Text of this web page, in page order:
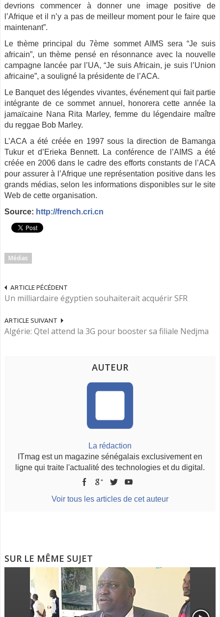
devrions commencer à donner une image positive de
l’Afrique et il n’y a pas de meilleur moment pour le faire que
maintenant”.
Le thème principal du 7ème sommet AIMS sera “Je suis
africain”, un thème pensé en résonnance avec la nouvelle
campagne lancée par l’UA, “Je suis Africain, je suis l’Union
africaine”, a souligné la présidente de l’ACA.
Le Banquet des légendes vivantes, événement qui fait partie
intégrante de ce sommet annuel, honorera cette année la
jamaïcaine Nana Rita Marley, femme du légendaire maître
du reggae Bob Marley.
L’ACA a été créée en 1997 sous la direction de Bamanga
Tukur et d’Erieka Bennett. La conférence de l’AIMS a été
créée en 2006 dans le cadre des efforts constants de l’ACA
pour assurer à l’Afrique une représentation positive dans les
grands médias, selon les informations disponibles sur le site
Web de cette organisation.
Source: http://french.cri.cn
Médias
ARTICLE PÉCÉDENT
Un milliardaire égyptien souhaiterait acquérir SFR
ARTICLE SUIVANT
Algérie: Qtel attend la 3G pour booster sa filiale Nedjma
AUTEUR
La rédaction
ITmag est un magazine sénégalais exclusivement en
ligne qui traite l'actualité des technologies et du digital.
Voir tous les articles de cet auteur
SUR LE MÊME SUJET